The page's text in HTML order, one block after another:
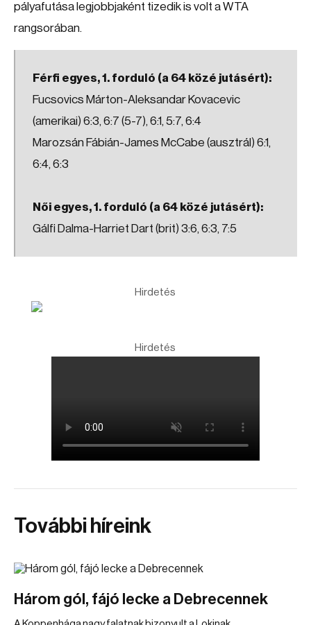
pályafutása legjobbjaként tizedik is volt a WTA
rangsorában.
Férfi egyes, 1. forduló (a 64 közé jutásért):
Fucsovics Márton-Aleksandar Kovacevic
(amerikai) 6:3, 6:7 (5-7), 6:1, 5:7, 6:4
Marozsán Fábián-James McCabe (ausztrál) 6:1,
6:4, 6:3
Női egyes, 1. forduló (a 64 közé jutásért):
Gálfi Dalma-Harriet Dart (brit) 3:6, 6:3, 7:5
Hirdetés
Hirdetés
További híreink
Három gól, fájó lecke a Debrecennek